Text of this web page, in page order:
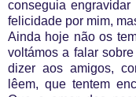
conseguia
felicidade por mim,
Ainda hoje não os
voltámos a falar
dizer aos amigos,
lêem, que tentem